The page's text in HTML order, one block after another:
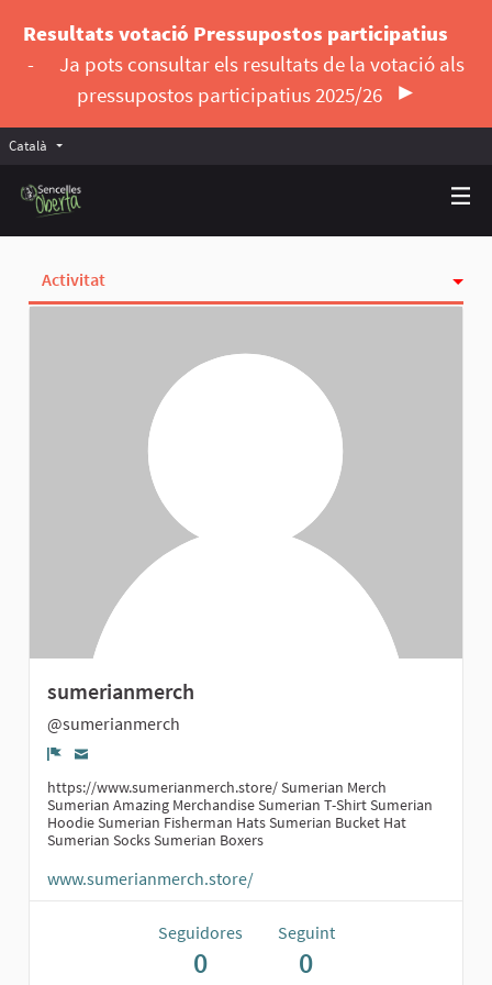
Resultats votació Pressupostos participatius
-
Ja pots consultar els resultats de la votació als
pressupostos participatius 2025/26
Català Triar la llengua
Activitat
sumerianmerch
@sumerianmerch
Denúncia
https://www.sumerianmerch.store/ Sumerian Merch
Sumerian Amazing Merchandise Sumerian T-Shirt Sumerian
Hoodie Sumerian Fisherman Hats Sumerian Bucket Hat
Sumerian Socks Sumerian Boxers
www.sumerianmerch.store/
Seguidores
0
Seguint
0